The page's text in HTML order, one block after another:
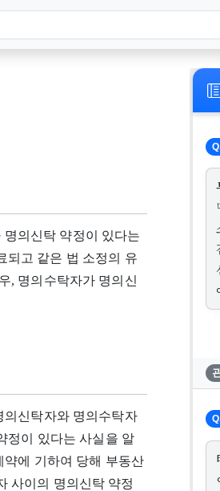
의신탁 약정이 있다는
되고 같은 법 소정의 유
, 명의수탁자가 명의신
의신탁자와 명의수탁자
정이 있다는 사실을 알
에 기하여 당해 부동산
사이의 명의신탁 약정